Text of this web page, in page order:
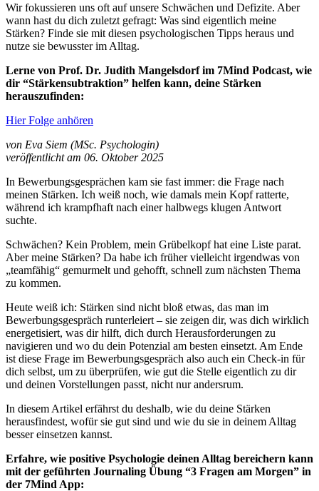
Wir fokussieren uns oft auf unsere Schwächen und Defizite. Aber
wann hast du dich zuletzt gefragt: Was sind eigentlich meine
Stärken? Finde sie mit diesen psychologischen Tipps heraus und
nutze sie bewusster im Alltag.
Lerne von Prof. Dr. Judith Mangelsdorf im 7Mind Podcast, wie
dir “Stärkensubtraktion” helfen kann, deine Stärken
herauszufinden:
Hier Folge anhören
von Eva Siem (MSc. Psychologin)
veröffentlicht am 06. Oktober 2025
In Bewerbungsgesprächen kam sie fast immer: die Frage nach
meinen Stärken. Ich weiß noch, wie damals mein Kopf ratterte,
während ich krampfhaft nach einer halbwegs klugen Antwort
suchte.
Schwächen? Kein Problem, mein Grübelkopf hat eine Liste parat.
Aber meine Stärken? Da habe ich früher vielleicht irgendwas von
„teamfähig“ gemurmelt und gehofft, schnell zum nächsten Thema
zu kommen.
Heute weiß ich: Stärken sind nicht bloß etwas, das man im
Bewerbungsgespräch runterleiert – sie zeigen dir, was dich wirklich
energetisiert, was dir hilft, dich durch Herausforderungen zu
navigieren und wo du dein Potenzial am besten einsetzt. Am Ende
ist diese Frage im Bewerbungsgespräch also auch ein Check-in für
dich selbst, um zu überprüfen, wie gut die Stelle eigentlich zu dir
und deinen Vorstellungen passt, nicht nur andersrum.
In diesem Artikel erfährst du deshalb, wie du deine Stärken
herausfindest, wofür sie gut sind und wie du sie in deinem Alltag
besser einsetzen kannst.
Erfahre, wie positive Psychologie deinen Alltag bereichern kann
mit der geführten Journaling Übung “3 Fragen am Morgen” in
der 7Mind App: